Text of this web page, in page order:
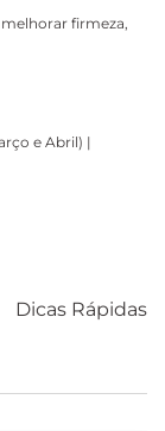
firmeza,
e Abril) |
Dicas Rápidas
diários
cabelos